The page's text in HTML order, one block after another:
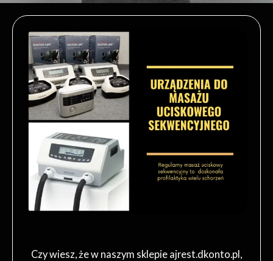
Czy wiesz, że w naszym sklepie ajrest.dkonto.pl,